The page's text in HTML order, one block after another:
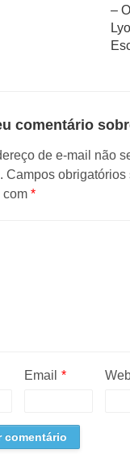
–
comentário
de e-mail não
Campos obrigatórios
com *
Email *